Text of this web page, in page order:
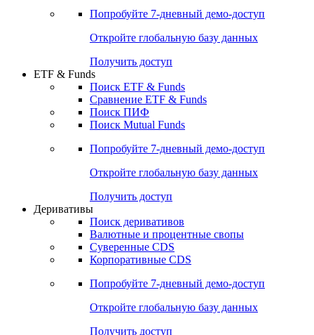
Попробуйте 7-дневный демо-доступ
Откройте глобальную базу данных
Получить доступ
ETF & Funds
Поиск ETF & Funds
Сравнение ETF & Funds
Поиск ПИФ
Поиск Mutual Funds
Попробуйте 7-дневный демо-доступ
Откройте глобальную базу данных
Получить доступ
Деривативы
Поиск деривативов
Валютные и процентные свопы
Суверенные CDS
Корпоративные CDS
Попробуйте 7-дневный демо-доступ
Откройте глобальную базу данных
Получить доступ